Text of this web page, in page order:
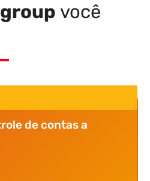
você
de contas a